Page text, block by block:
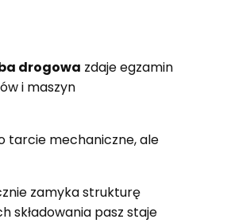
drogowa zdaje egzamin
i maszyn
tarcie mechaniczne, ale
zamyka strukturę
składowania pasz staje